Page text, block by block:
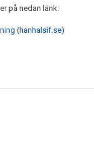
på nedan länk:
(hanhalsif.se)